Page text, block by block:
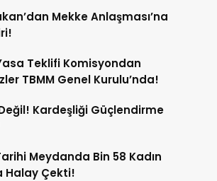
Mekke Anlaşması’na
Teklifi Komisyondan
TBMM Genel Kurulu’nda!
Kardeşliği Güçlendirme
Meydanda Bin 58 Kadın
Halay Çekti!